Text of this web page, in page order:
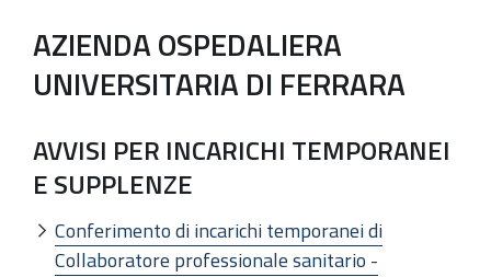
AZIENDA OSPEDALIERA
UNIVERSITARIA DI FERRARA
AVVISI PER INCARICHI TEMPORANEI
E SUPPLENZE
Conferimento di incarichi temporanei di
Collaboratore professionale sanitario -